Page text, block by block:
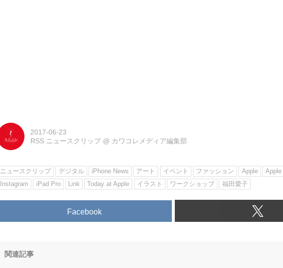
2017-06-23
RSS ニュースクリップ @ カワコレメディア編集部
ニュースクリップ デジタル iPhone News アート イベント ファッション Apple Apple
Instagram
iPad Pro Link Today at Apple イラスト ワークショップ 福田愛子
Facebook
関連記事